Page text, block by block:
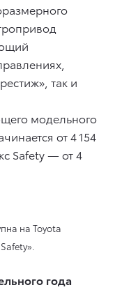
так и
модельного
от 4 154
Safety — от 4
на Toyota
года